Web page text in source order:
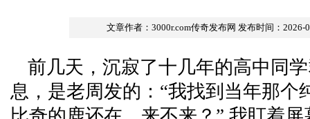
文章作者：3000r.com传奇发布网 发布时间：2026-
前几天，沉寂了十几年的高中同
息，是老周发的：“我找到当年那个